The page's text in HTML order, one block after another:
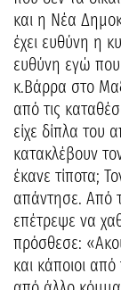
και η Νέα
έχει ευθύνη η
ευθύνη εγώ
κ.Βάρρα στο
από τις
είχε δίπλα του
κατακλέβουν
έκανε τίποτα;
απάντησε. Από
επέτρεψε να
πρόσθεσε:
και κάποιοι